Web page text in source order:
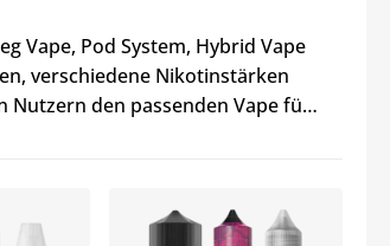
Vape, Pod System, Hybrid Vape
verschiedene Nikotinstärken
Nutzern den passenden Vape für